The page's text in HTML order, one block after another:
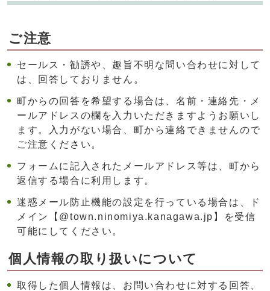
ご注意
セールス・勧誘や、趣旨不明な問い合わせに対して
は、回答しておりません。
町からの回答を希望する場合は、名前・連絡先・メ
ールアドレスの欄を入力いただきますようお願いし
ます。入力がない場合、町から連絡できませんので
ご注意ください。
フォームに記入されたメールアドレス等は、町から
返信する場合に利用します。
迷惑メール防止機能の設定を行っている場合は、ド
メイン【@town.ninomiya.kanagawa.jp】を受信
可能にしてください。
個人情報の取り扱いについて
取得した個人情報は、お問い合わせに対する回答、